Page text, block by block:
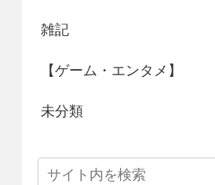
雑記
【ゲーム・エンタメ】
未分類